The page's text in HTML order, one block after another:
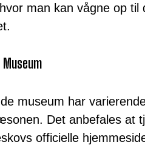
man kan vågne op til
museum har
Det anbefales at
officielle